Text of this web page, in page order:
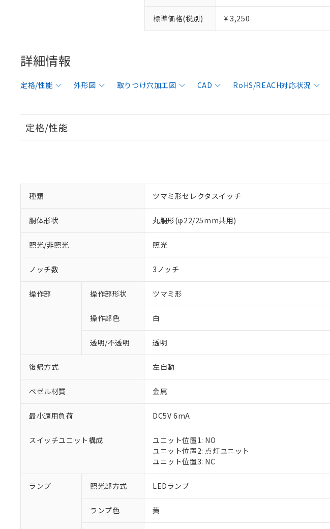
標準価格(税別) ¥ 3,250
詳細情報
定格/性能 外形図 取りつけ穴加工図 CAD RoHS/REACH対応状況
定格/性能
種類 ツマミ形セレクタスイッチ
胴体形状 丸胴形(φ22/25mm共用)
照光/非照光 照光
ノッチ数 3ノッチ
操作部 操作部形状 ツマミ形
操作部色 白
透明/不透明 透明
復帰方式 左自動
ベゼル材質 金属
最小適用負荷 DC5V 6mA
スイッチユニット構成
ユニット位置1: NO
ユニット位置2: 点灯ユニット
ユニット位置3: NC
ランプ 照光部方式 LEDランプ
ランプ色 黄